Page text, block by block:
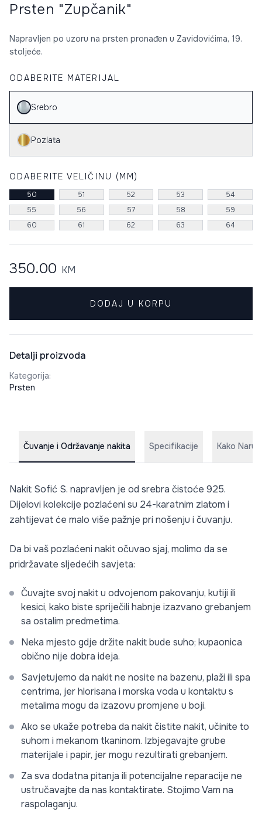
Prsten "Zupčanik"
Napravljen po uzoru na prsten pronađen u Zavidovićima, 19.
stoljeće.
ODABERITE MATERIJAL
Srebro
Pozlata
ODABERITE VELIČINU (MM)
50 51 52 53
54
55
56 57 58
59
60
61 62 63 64
350.00 KM
DODAJ U KORPU
Detalji proizvoda
Kategorija:
Prsten
Čuvanje i Održavanje nakita Specifikacije Kako
Nakit Sofić S. napravljen je od srebra čistoće 925.
Dijelovi kolekcije pozlaćeni su 24-karatnim zlatom i
zahtijevat će malo više pažnje pri nošenju i čuvanju.
Da bi vaš pozlaćeni nakit očuvao sjaj, molimo da se
pridržavate sljedećih savjeta:
Čuvajte svoj nakit u odvojenom pakovanju, kutiji ili
kesici, kako biste spriječili habnje izazvano grebanjem
sa ostalim predmetima.
Neka mjesto gdje držite nakit bude suho; kupaonica
obično nije dobra ideja.
Savjetujemo da nakit ne nosite na bazenu, plaži ili spa
centrima, jer hlorisana i morska voda u kontaktu s
metalima mogu da izazovu promjene u boji.
Ako se ukaže potreba da nakit čistite nakit, učinite to
suhom i mekanom tkaninom. Izbjegavajte grube
materijale i papir, jer mogu rezultirati grebanjem.
Za sva dodatna pitanja ili potencijalne reparacije ne
ustručavajte da nas kontaktirate. Stojimo Vam na
raspolaganju.